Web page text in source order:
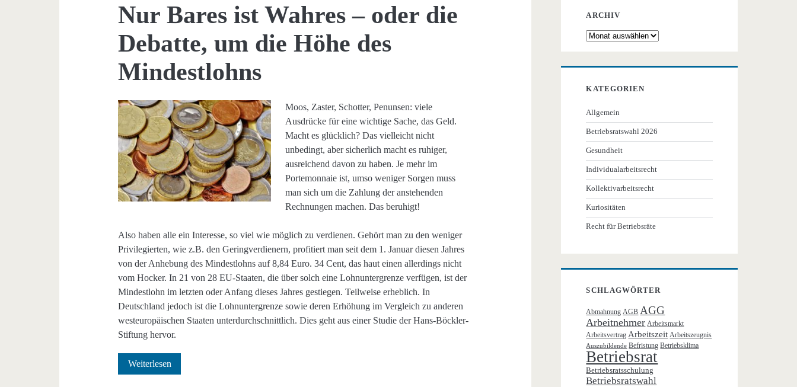
Nur Bares ist Wahres – oder die
Debatte, um die Höhe des
Mindestlohns
Moos, Zaster, Schotter, Penunsen: viele
Ausdrücke für eine wichtige Sache, das Geld.
Macht es glücklich? Das vielleicht nicht
unbedingt, aber sicherlich macht es ruhiger,
ausreichend davon zu haben. Je mehr im
Portemonnaie ist, umso weniger Sorgen muss
man sich um die Zahlung der anstehenden
Rechnungen machen. Das beruhigt!
Also haben alle ein Interesse, so viel wie möglich zu verdienen. Gehört man zu den weniger
Privilegierten, wie z.B. den Geringverdienern, profitiert man seit dem 1. Januar diesen Jahres
von der Anhebung des Mindestlohns auf 8,84 Euro. 34 Cent, das haut einen allerdings nicht
vom Hocker. In 21 von 28 EU-Staaten, die über solch eine Lohnuntergrenze verfügen, ist der
Mindestlohn im letzten oder Anfang dieses Jahres gestiegen. Teilweise erheblich. In
Deutschland jedoch ist die Lohnuntergrenze sowie deren Erhöhung im Vergleich zu anderen
westeuropäischen Staaten unterdurchschnittlich. Dies geht aus einer Studie der Hans-Böckler-
Stiftung hervor.
WeiterlesenNur
ARCHIV
Archiv
KATEGORIEN
Allgemein
Betriebsratswahl 2026
Gesundheit
Individualarbeitsrecht
Kollektivarbeitsrecht
Kuriositäten
Recht für Betriebsräte
SCHLAGWÖRTER
Abmahnung AGB AGG
Arbeitnehmer Arbeitsmarkt
Arbeitsvertrag Arbeitszeit Arbeitszeugnis
Auszubildende Befristung Betriebsklima
Betriebsrat
Betriebsratsschulung
Betriebsratswahl